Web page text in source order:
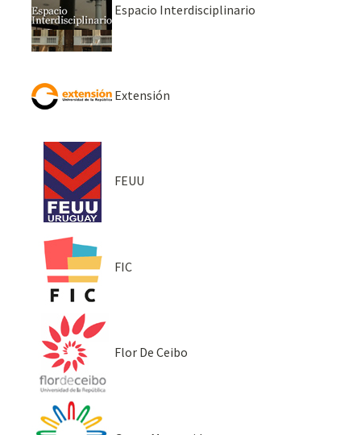
Espacio Interdisciplinario
Extensión
FEUU
FIC
Flor De Ceibo